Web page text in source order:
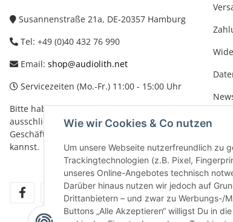
Wie wir Cookies & Co nutzen
Um unsere Webseite nutzerfreundlich zu
Trackingtechnologien (z.B. Pixel,
unseres Online-Angebotes technisch
Darüber hinaus nutzen wir jedoch auf
Drittanbietern – und zwar zu Werbungs-/
Buttons „Alle Akzeptieren“ willigst Du in
Susannenstraße 21a, DE-20357 Hamburg
Tel: +49 (0)40 432 76 990
Email: shop@audiolith.net
Servicezeiten (Mo.-Fr.) 11:00 - 15:00 Uhr
Bitte habe Verständnis dafür, dass Du uns
ausschließlich zu den oben genannten
Geschäftszeiten telefonisch kontaktieren
kannst.
facebookyoutubeinstagram
tiktok